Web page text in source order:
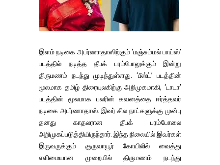
இளம் நடிகை அபர்ணாதாஸிற்கும் ‘மஞ்சும்மல் பாய்ஸ்’
படத்தில் நடித்த தீபக் பரம்போலுக்கும் இன்று
திருமணம் நடந்து முடிந்துள்ளது. ‘பீஸ்ட்’ படத்தின்
மூலமாக தமிழ் திரையுலகிற்கு அறிமுகமாகி, ‘டாடா’
படத்தின் மூலமாக பலரின் கவனத்தை ஈர்த்தவர்
நடிகை அபர்ணாதாஸ். இவர் சில நாட்களுக்கு முன்பு
தனது காதலரான தீபக் பரம்போலை
அறிமுகப்படுத்தியிருந்தார். இந்த நிலையில் இவர்கள்
இருவருக்கும் குருவாயூர் கோயிலில் வைத்து
எளிமையான முறையில் திருமணம் நடந்து